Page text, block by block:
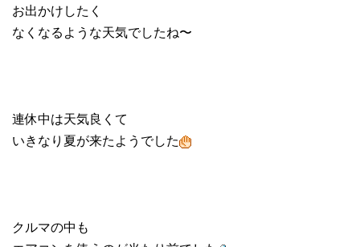
お出かけしたく
なくなるような天気でしたね〜
連休中は天気良くて
いきなり夏が来たようでした
クルマの中も